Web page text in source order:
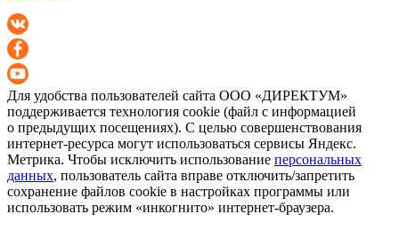
Для удобства пользователей сайта ООО «ДИРЕКТУМ»
поддерживается технология cookie (файл с информацией
о предыдущих посещениях). С целью совершенствования
интернет-ресурса могут использоваться сервисы Яндекс.
Метрика. Чтобы исключить использование персональных
данных, пользователь сайта вправе отключить/запретить
сохранение файлов cookie в настройках программы или
использовать режим «инкогнито» интернет-браузера.